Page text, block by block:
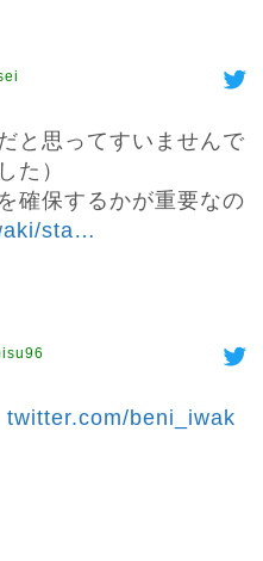
と思ってすいませんで
た）
確保するかが重要なの
sta…
twitter.com/beni_iwak